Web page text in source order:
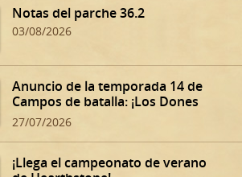
Notas del parche 36.2
03/08/2026
Anuncio de la temporada 14 de
Campos de batalla: ¡Los Dones
siniestros de Dalaran!
27/07/2026
¡Llega el campeonato de verano